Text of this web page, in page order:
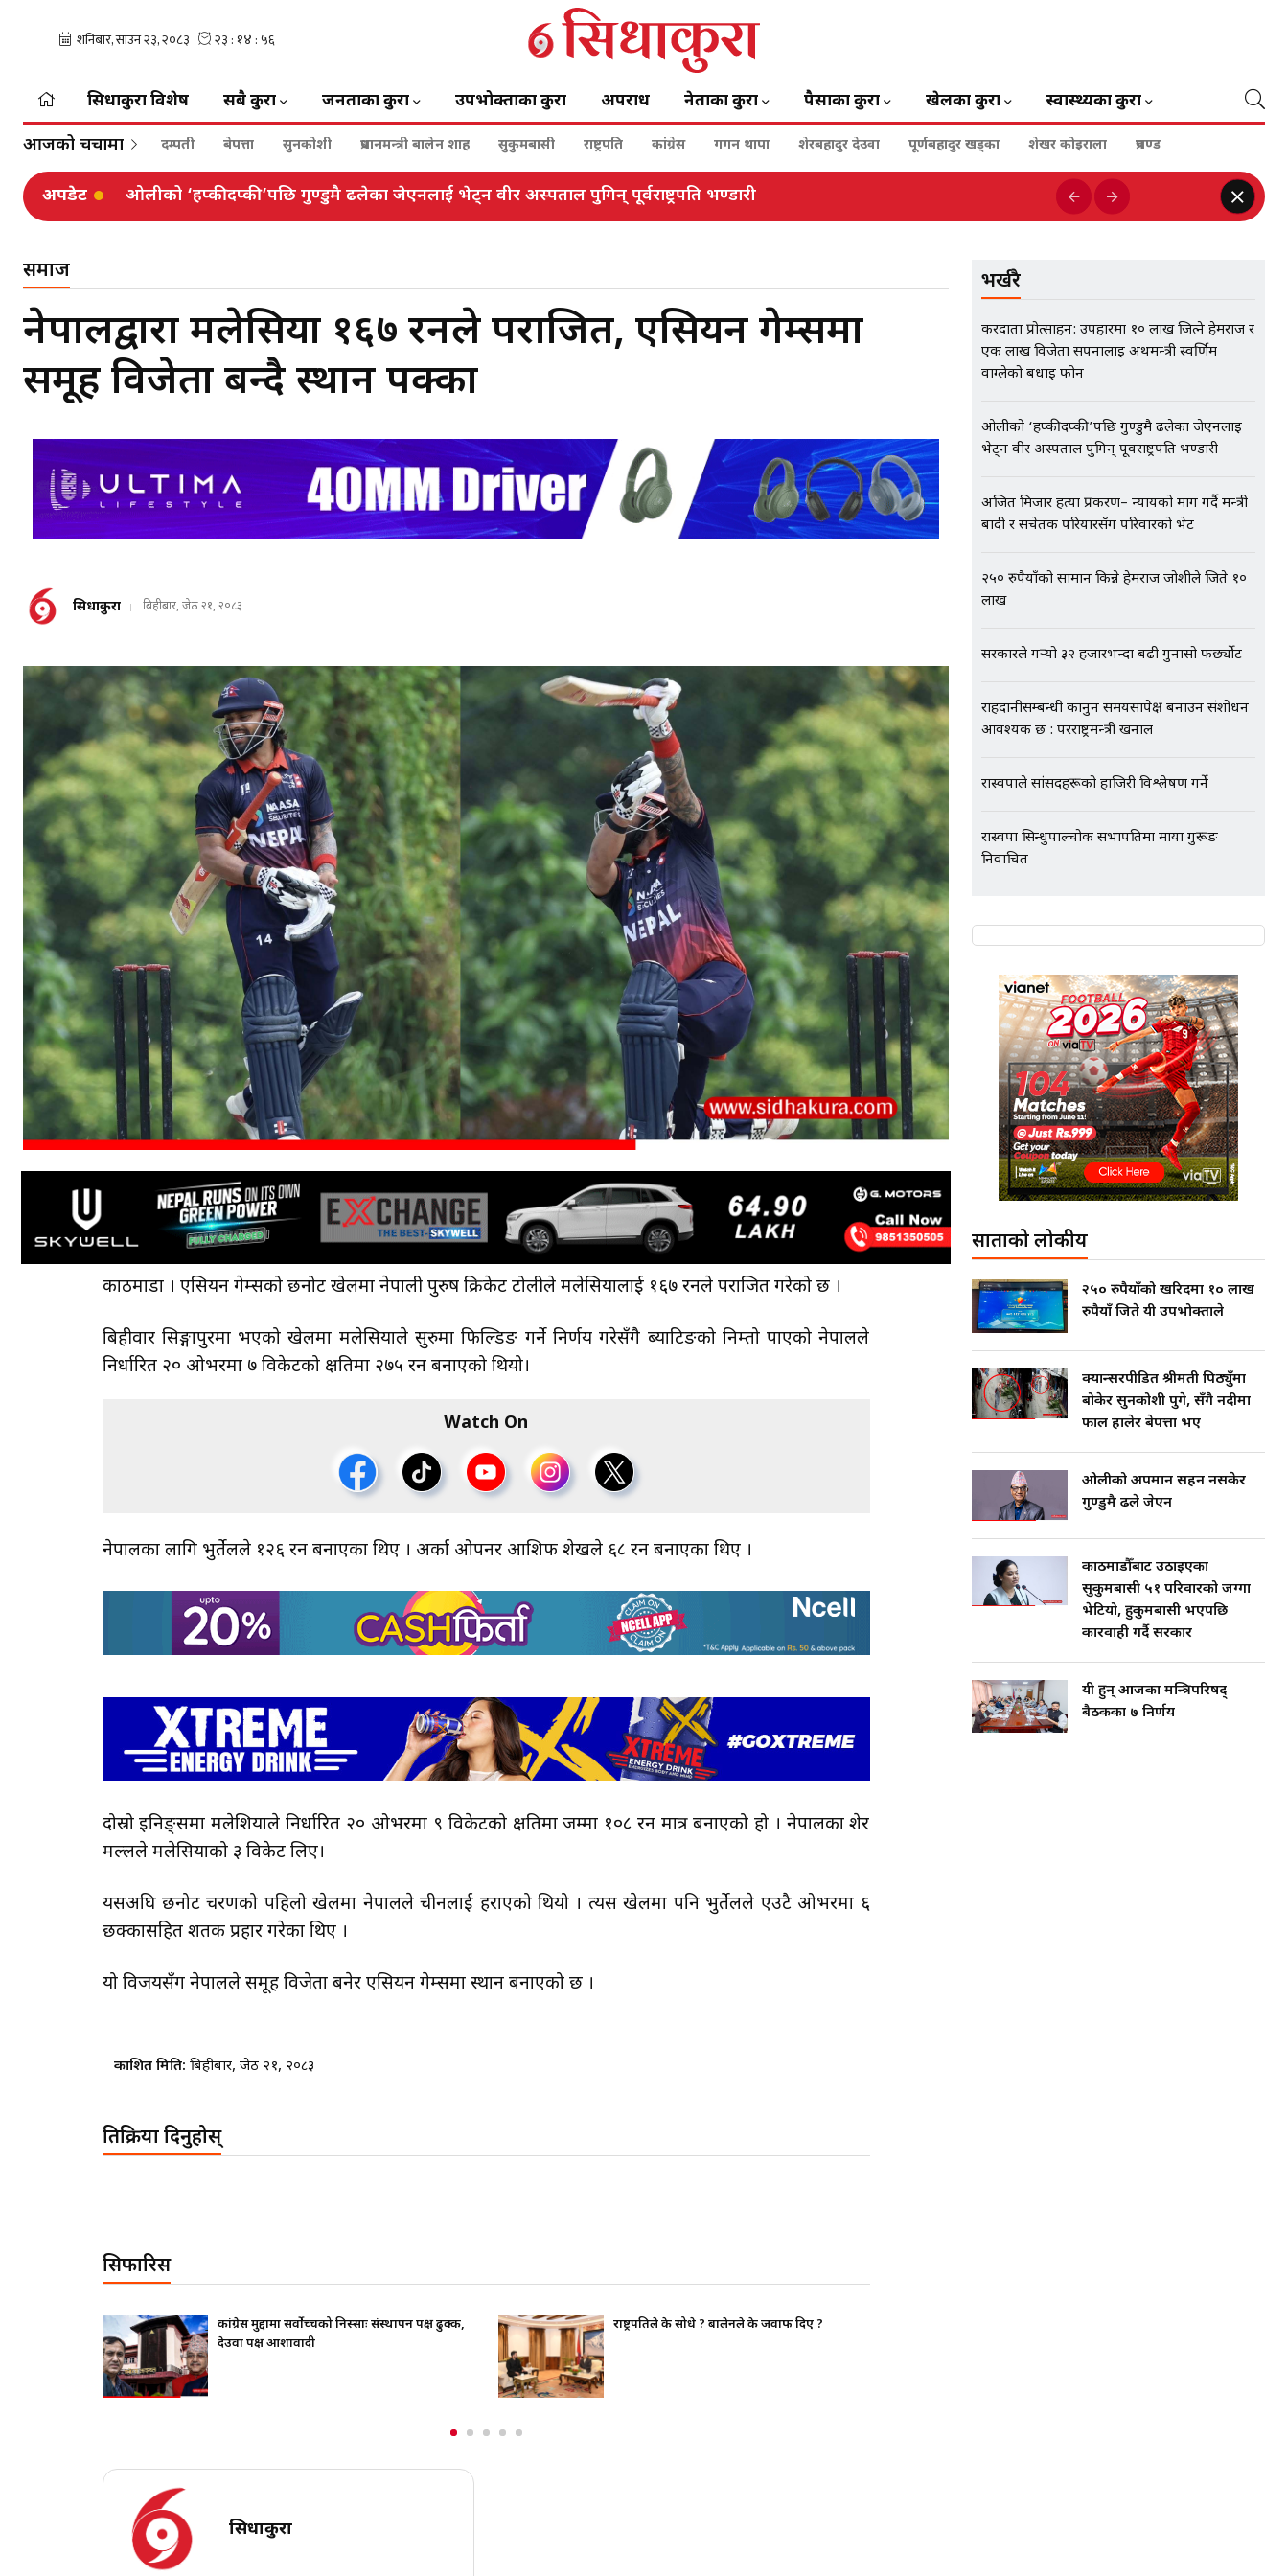
सिधाकुरा विशेष सबै कुरा जनताका कुरा उपभोक्ताका कुरा अपराध नेताका कुरा पैसाका कुरा खेलका कुरा स्वास्थ्यका कुरा
आजको चर्चामा दम्पती बेपत्ता सुनकोशी प्रधानमन्त्री बालेन शाह सुकुमबासी राष्ट्रपति कांग्रेस गगन थापा शेरबहादुर देउवा पूर्णबहादुर खड्का शेखर कोइराला प्रचण्ड
अपडेट ओलीको ‘हप्कीदप्की’पछि गुण्डुमै ढलेका जेएनलाई भेट्न वीर अस्पताल पुगिन् पूर्वराष्ट्रपति भण्डारी
समाज
नेपालद्वारा मलेसिया १६७ रनले पराजित, एसियन गेम्समा
समूह विजेता बन्दै स्थान पक्का
सिधाकुरा बिहीबार, जेठ २१, २०८३
काठमाडौँ । एसियन गेम्सको छनोट खेलमा नेपाली पुरुष क्रिकेट टोलीले मलेसियालाई १६७ रनले पराजित गरेको छ ।
बिहीवार सिङ्गापुरमा भएको खेलमा मलेसियाले सुरुमा फिल्डिङ गर्ने निर्णय गरेसँगै ब्याटिङको निम्तो पाएको नेपालले
निर्धारित २० ओभरमा ७ विकेटको क्षतिमा २७५ रन बनाएको थियो।
Watch On
नेपालका लागि भुर्तेलले १२६ रन बनाएका थिए । अर्का ओपनर आशिफ शेखले ६८ रन बनाएका थिए ।
दोस्रो इनिङ्समा मलेशियाले निर्धारित २० ओभरमा ९ विकेटको क्षतिमा जम्मा १०८ रन मात्र बनाएको हो । नेपालका शेर
मल्लले मलेसियाको ३ विकेट लिए।
यसअघि छनोट चरणको पहिलो खेलमा नेपालले चीनलाई हराएको थियो । त्यस खेलमा पनि भुर्तेलले एउटै ओभरमा ६
छक्कासहित शतक प्रहार गरेका थिए ।
यो विजयसँग नेपालले समूह विजेता बनेर एसियन गेम्समा स्थान बनाएको छ ।
प्रकाशित मिति: बिहीबार, जेठ २१, २०८३
प्रतिक्रिया दिनुहोस्
सिफारिस
कांग्रेस मुद्दामा सर्वोच्चको निस्साः संस्थापन पक्ष ढुक्क,
देउवा पक्ष आशावादी
राष्ट्रपतिले के सोधे ? बालेनले के जवाफ दिए ?
सिधाकुरा
भर्खरै
करदाता प्रोत्साहन: उपहारमा १० लाख जित्ने हेमराज र
एक लाख विजेता सपनालाई अर्थमन्त्री स्वर्णिम
वाग्लेको बधाई फोन
ओलीको ‘हप्कीदप्की’पछि गुण्डुमै ढलेका जेएनलाई
भेट्न वीर अस्पताल पुगिन् पूर्वराष्ट्रपति भण्डारी
अजित मिजार हत्या प्रकरण– न्यायको माग गर्दै मन्त्री
बादी र सचेतक परियारसँग परिवारको भेट
२५० रुपैयाँको सामान किन्ने हेमराज जोशीले जिते १०
लाख
सरकारले गर्‍यो ३२ हजारभन्दा बढी गुनासो फर्छ्योट
राहदानीसम्बन्धी कानुन समयसापेक्ष बनाउन संशोधन
आवश्यक छ : परराष्ट्रमन्त्री खनाल
रास्वपाले सांसदहरूको हाजिरी विश्लेषण गर्ने
रास्वपा सिन्धुपाल्चोक सभापतिमा माया गुरूङ
निर्वाचित
साताको लोकप्रीय
२५० रुपैयाँको खरिदमा १० लाख
रुपैयाँ जिते यी उपभोक्ताले
क्यान्सरपीडित श्रीमती पिठ्युँमा
बोकेर सुनकोशी पुगे, सँगै नदीमा
फाल हालेर बेपत्ता भए
ओलीको अपमान सहन नसकेर
गुण्डुमै ढले जेएन
काठमाडौँबाट उठाइएका
सुकुमबासी ५१ परिवारको जग्गा
भेटियो, हुकुमबासी भएपछि
कारवाही गर्दै सरकार
यी हुन् आजका मन्त्रिपरिषद्
बैठकका ७ निर्णय